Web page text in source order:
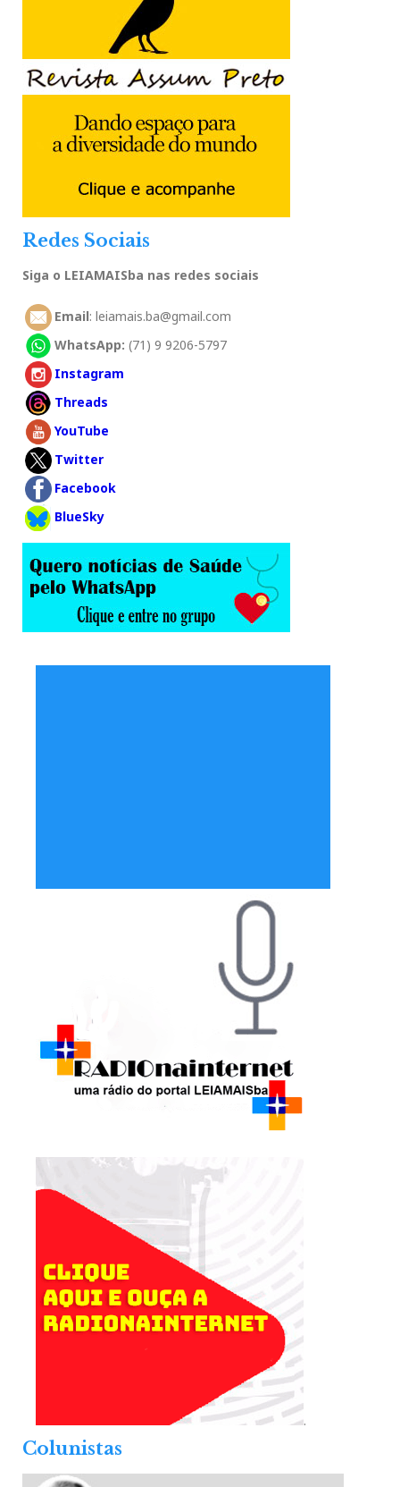
Redes Sociais
Siga o LEIAMAISba nas redes sociais
Email: leiamais.ba@gmail.com
WhatsApp: (71) 9 9206-5797
Instagram
Threads
YouTube
Twitter
Facebook
BlueSky
.
Colunistas